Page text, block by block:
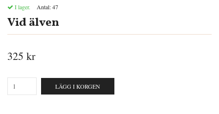
I lager. Antal:47
Vid älven
325 kr
LÄGG I KORGEN